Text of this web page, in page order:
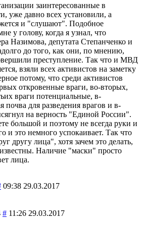
заинтересованные в
уже давно всех установили, а
и "слушают". Подобное
у голову, когда я узнал, что
Назимова, депутата Степанченко и
до того, как они, по мнению,
преступление. Так что и МВД
взяли всех активистов на заметку
потому, что среди активистов
откровенные враги, во-вторых,
враги потенциальные, в-
почва для разведения врагов и в-
на верность "Единой России".
большой и поэтому не всегда руки и
и это немного успокаивает. Так что
другу лица", хотя зачем это делать,
Наличие "маски" просто
лица.
09:38 29.03.2017
# 11:26 29.03.2017